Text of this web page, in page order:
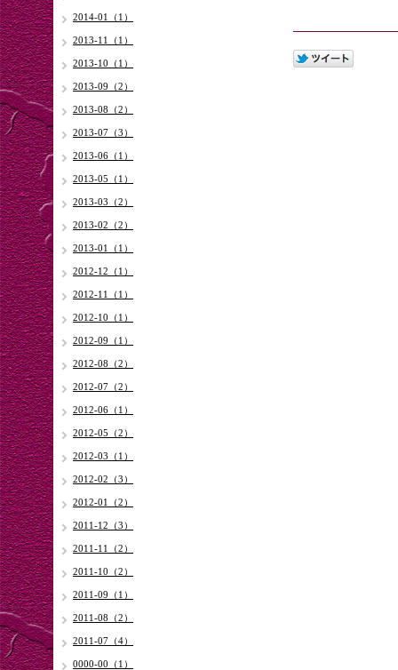
2014-01（1）
2013-11（1）
2013-10（1）
2013-09（2）
2013-08（2）
2013-07（3）
2013-06（1）
2013-05（1）
2013-03（2）
2013-02（2）
2013-01（1）
2012-12（1）
2012-11（1）
2012-10（1）
2012-09（1）
2012-08（2）
2012-07（2）
2012-06（1）
2012-05（2）
2012-03（1）
2012-02（3）
2012-01（2）
2011-12（3）
2011-11（2）
2011-10（2）
2011-09（1）
2011-08（2）
2011-07（4）
0000-00（1）